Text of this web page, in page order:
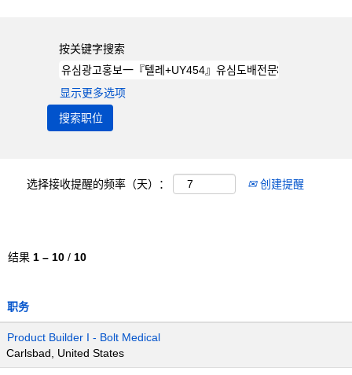
按关键字搜索
显示更多选项
选择接收提醒的频率（天）： 创建提醒
结果 1 – 10 / 10
职务
Product Builder I - Bolt Medical
Carlsbad, United States